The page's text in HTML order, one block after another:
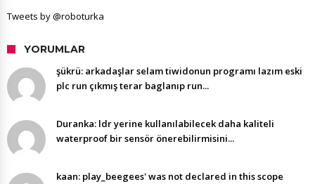
Tweets by @roboturka
YORUMLAR
şükrü: arkadaşlar selam tiwidonun programı lazım eski
plc run çıkmış terar baglanıp run...
Duranka: ldr yerine kullanılabilecek daha kaliteli
waterproof bir sensör önerebilirmisini...
kaan: play_beegees' was not declared in this scope